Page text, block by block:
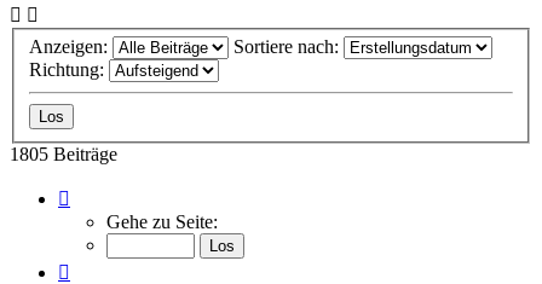
Anzeigen:
Sortiere nach:
Richtung:
1805 Beiträge
117
von
Gehe zu Seite: